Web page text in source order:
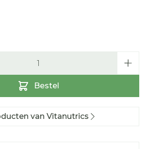
Bestel
van Vitanutrics